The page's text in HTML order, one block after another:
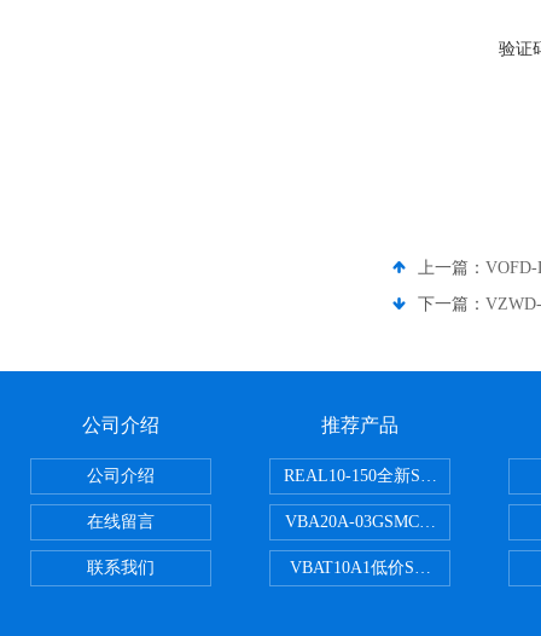
验证
上一篇： VOFD-
下一篇：
公司介绍
公司介绍
在线留言
联系我们
推荐产品
REAL10-150全新SMC正弦无杆缸
VBA20A-03GSMC增压阀VBA-
VBAT10A1低价SMC储气罐VBAT